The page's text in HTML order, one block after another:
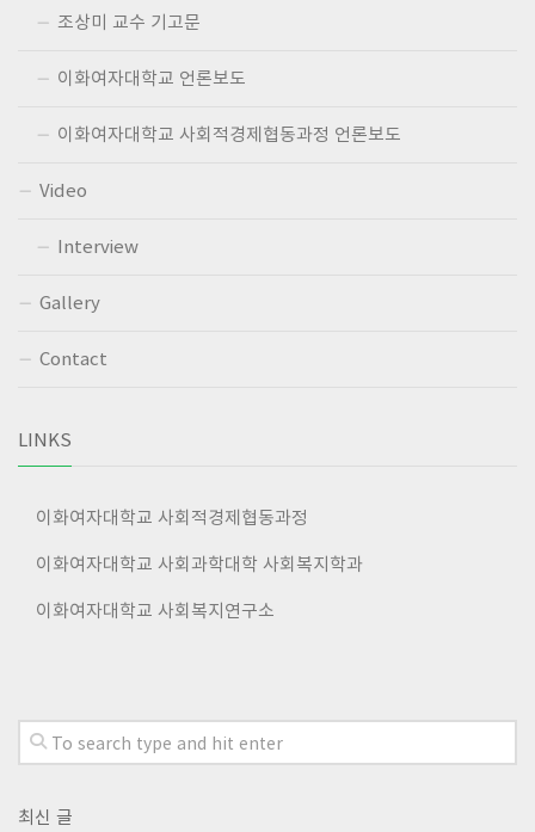
조상미 교수 기고문
이화여자대학교 언론보도
이화여자대학교 사회적경제협동과정 언론보도
Video
Interview
Gallery
Contact
LINKS
이화여자대학교 사회적경제협동과정
이화여자대학교 사회과학대학 사회복지학과
이화여자대학교 사회복지연구소
최신 글